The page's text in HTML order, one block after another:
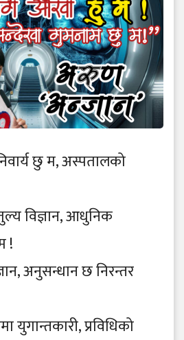
छु म, अस्पतालको
विज्ञान, आधुनिक
!
अनुसन्धान छ निरन्तर
युगान्तकारी, प्रविधिको